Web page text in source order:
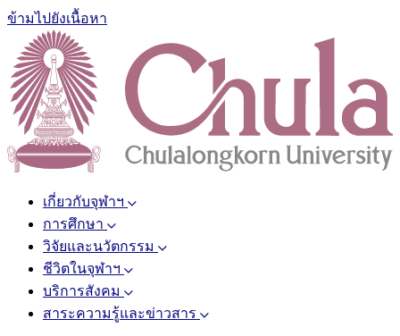
ข้ามไปยังเนื้อหา
เกี่ยวกับจุฬาฯ
การศึกษา
วิจัยและนวัตกรรม
ชีวิตในจุฬาฯ
บริการสังคม
สาระความรู้และข่าวสาร